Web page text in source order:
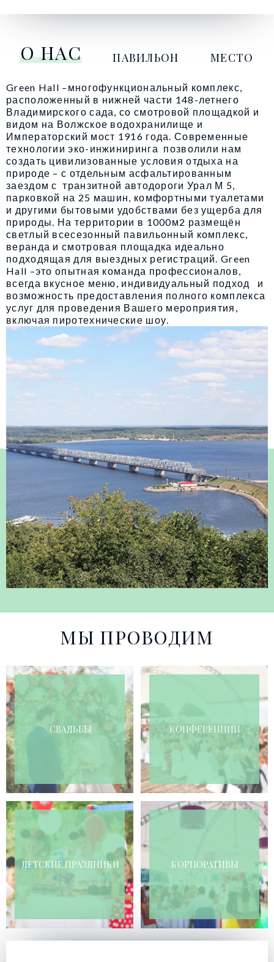
О НАС ПАВИЛЬОН МЕСТО
Green Hall –многофункциональный комплекс,
расположенный в нижней части 148-летнего
Владимирского сада, со смотровой площадкой и
видом на Волжское водохранилище и
Императорский мост 1916 года. Современные
технологии эко-инжиниринга позволили нам
создать цивилизованные условия отдыха на
природе – с отдельным асфальтированным
заездом с транзитной автодороги Урал М 5,
парковкой на 25 машин, комфортными туалетами
и другими бытовыми удобствами без ущерба для
природы. На территории в 1000м2 размещён
светлый всесезонный павильонный комплекс,
веранда и смотровая площадка идеально
подходящая для выездных регистраций. Green
Hall –это опытная команда профессионалов,
всегда вкусное меню, индивидуальный подход и
возможность предоставления полного комплекса
услуг для проведения Вашего мероприятия,
включая пиротехнические шоу.
МЫ ПРОВОДИМ
СВАДЬБЫ КОНФЕРЕНЦИИ
ДЕТСКИЕ ПРАЗДНИКИ КОРПОРАТИВЫ